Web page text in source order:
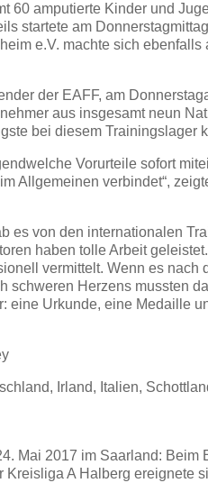
60 amputierte Kinder und
startete am
e.V. machte sich
der EAFF, am
aus insgesamt neun
bei diesem Trainingslager
Vorurteile sofort
Allgemeinen verbindet“,
es von den internationalen
haben tolle Arbeit
vermittelt. Wenn es
schweren Herzens mussten
eine Urkunde, eine Medaille
Irland, Italien,
Mai 2017 im Saarland:
A Halberg ereignete